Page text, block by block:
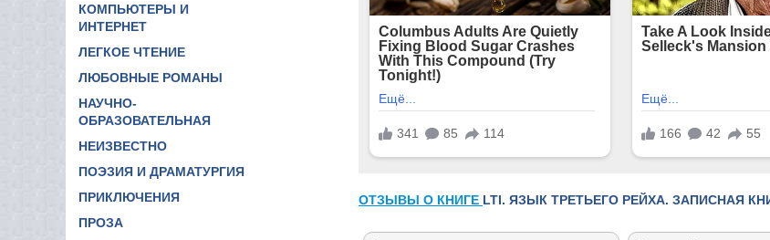
КОМПЬЮТЕРЫ И
ИНТЕРНЕТ
ЛЕГКОЕ ЧТЕНИЕ
ЛЮБОВНЫЕ РОМАНЫ
НАУЧНО-
ОБРАЗОВАТЕЛЬНАЯ
НЕИЗВЕСТНО
ПОЭЗИЯ И ДРАМАТУРГИЯ
ПРИКЛЮЧЕНИЯ
ПРОЗА
ОТЗЫВЫ О КНИГЕ LTI. ЯЗЫК ТРЕТЬЕГО РЕЙХА. ЗАПИСНАЯ